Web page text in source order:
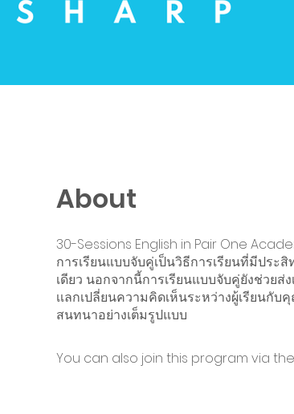
About
30-Sessions English in Pair One
การเรียนแบบจับคู่เป็นวิธีการเรียนที่มีปร
เดียว นอกจากนี้การเรียนแบบจับคู่ยังช่วย
เเลกเปลี่ยนความคิดเห็นระหว่างผู้เรียนกั
สนทนาอย่างเต็มรูปแบบ
You can also join this program via